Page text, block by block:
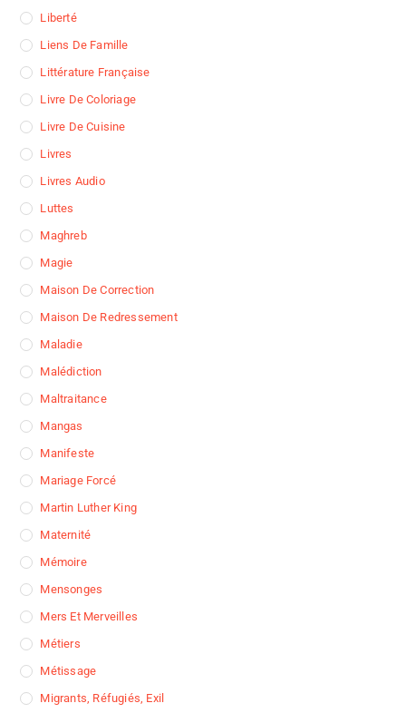
Liberté
Liens De Famille
Littérature Française
Livre De Coloriage
Livre De Cuisine
Livres
Livres Audio
Luttes
Maghreb
Magie
Maison De Correction
Maison De Redressement
Maladie
Malédiction
Maltraitance
Mangas
Manifeste
Mariage Forcé
Martin Luther King
Maternité
Mémoire
Mensonges
Mers Et Merveilles
Métiers
Métissage
Migrants, Réfugiés, Exil